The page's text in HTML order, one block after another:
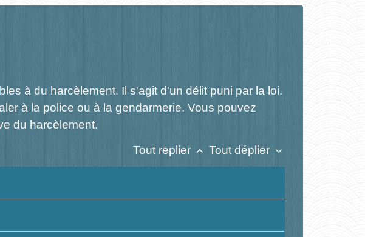
à du harcèlement. Il s'agit d'un délit puni par la loi.
à la police ou à la gendarmerie. Vous pouvez
du harcèlement.
Tout replier keyboard_arrow_up Tout déplier keyboard_arrow_down